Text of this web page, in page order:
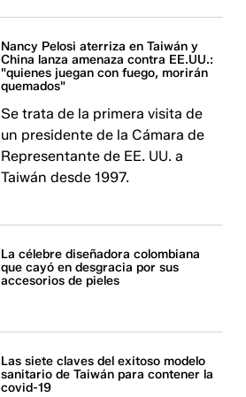
Nancy Pelosi aterriza en Taiwán y
China lanza amenaza contra EE.UU.:
"quienes juegan con fuego, morirán
quemados"
Se trata de la primera visita de
un presidente de la Cámara de
Representante de EE. UU. a
Taiwán desde 1997.
La célebre diseñadora colombiana
que cayó en desgracia por sus
accesorios de pieles
Las siete claves del exitoso modelo
sanitario de Taiwán para contener la
covid-19